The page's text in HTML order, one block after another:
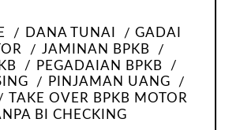
DANA TUNAI
GADAI
JAMINAN BPKB
PEGADAIAN BPKB
PINJAMAN UANG
TAKE OVER BPKB MOTOR
BI CHECKING